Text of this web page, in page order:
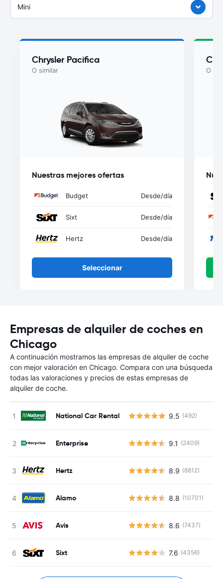
Mini
Chrysler Pacifica
O similar
Nuestras mejores ofertas
Budget Desde/día
Sixt Desde/día
Hertz Desde/día
Seleccionar
O
Empresas de alquiler de coches en
Chicago
A continuación mostramos las empresas de alquiler de coche
con mejor valoración en Chicago. Compara con una búsqueda
todas las valoraciones y precios de estas empresas de
alquiler de coche.
National Car Rental 9.5 (492)
Enterprise 9.1 (2409)
Hertz 8.9 (8812)
Alamo 8.8 (10701)
Avis 8.6 (7437)
Sixt 7.6 (4356)